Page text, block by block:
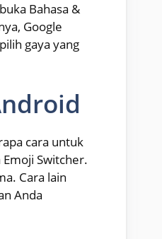
Bahasa &
Google
gaya yang
cara untuk
Switcher.
Cara lain
Anda